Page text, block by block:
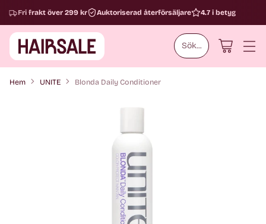
Sök...
Fri frakt över 299 kr Auktoriserad återförsäljare 4.7 i betyg
Hem UNITE Blonda Daily Conditioner